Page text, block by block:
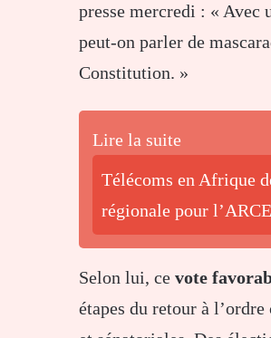
presse mercredi : « Avec
peut-on parler de
Constitution. »
Lire la suite
Télécoms en Afrique
régionale pour
Selon lui, ce vote
étapes du retour à